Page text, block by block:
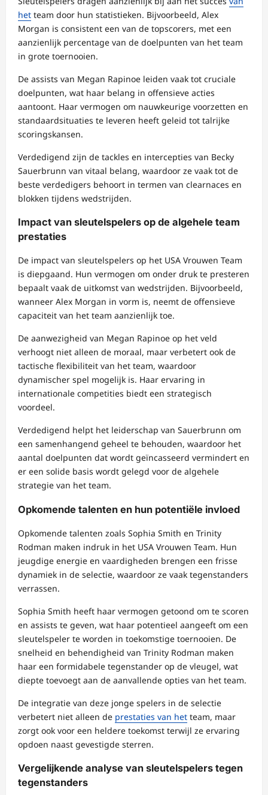
het team door hun statistieken. Bijvoorbeeld, Alex
Morgan is consistent een van de topscorers, met een
aanzienlijk percentage van de doelpunten van het team
in grote toernooien.
De assists van Megan Rapinoe leiden vaak tot cruciale
doelpunten, wat haar belang in offensieve acties
aantoont. Haar vermogen om nauwkeurige voorzetten en
standaardsituaties te leveren heeft geleid tot talrijke
scoringskansen.
Verdedigend zijn de tackles en intercepties van Becky
Sauerbrunn van vitaal belang, waardoor ze vaak tot de
beste verdedigers behoort in termen van clearnaces en
blokken tijdens wedstrijden.
Impact van sleutelspelers op de algehele team
prestaties
De impact van sleutelspelers op het USA Vrouwen Team
is diepgaand. Hun vermogen om onder druk te presteren
bepaalt vaak de uitkomst van wedstrijden. Bijvoorbeeld,
wanneer Alex Morgan in vorm is, neemt de offensieve
capaciteit van het team aanzienlijk toe.
De aanwezigheid van Megan Rapinoe op het veld
verhoogt niet alleen de moraal, maar verbetert ook de
tactische flexibiliteit van het team, waardoor
dynamischer spel mogelijk is. Haar ervaring in
internationale competities biedt een strategisch
voordeel.
Verdedigend helpt het leiderschap van Sauerbrunn om
een samenhangend geheel te behouden, waardoor het
aantal doelpunten dat wordt geïncasseerd vermindert en
er een solide basis wordt gelegd voor de algehele
strategie van het team.
Opkomende talenten en hun potentiële invloed
Opkomende talenten zoals Sophia Smith en Trinity
Rodman maken indruk in het USA Vrouwen Team. Hun
jeugdige energie en vaardigheden brengen een frisse
dynamiek in de selectie, waardoor ze vaak tegenstanders
verrassen.
Sophia Smith heeft haar vermogen getoond om te scoren
en assists te geven, wat haar potentieel aangeeft om een
sleutelspeler te worden in toekomstige toernooien. De
snelheid en behendigheid van Trinity Rodman maken
haar een formidabele tegenstander op de vleugel, wat
diepte toevoegt aan de aanvallende opties van het team.
De integratie van deze jonge spelers in de selectie
verbetert niet alleen de prestaties van het team, maar
zorgt ook voor een heldere toekomst terwijl ze ervaring
opdoen naast gevestigde sterren.
Vergelijkende analyse van sleutelspelers tegen
tegenstanders